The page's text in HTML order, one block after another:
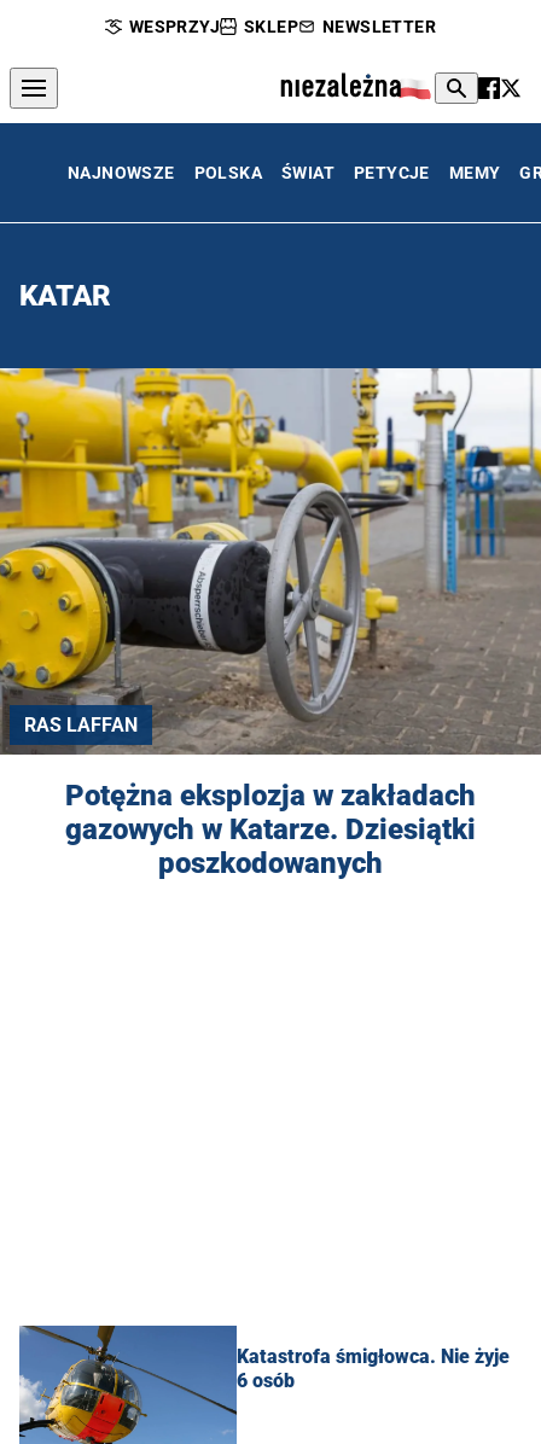
WESPRZYJ SKLEP NEWSLETTER
NAJNOWSZE POLSKA ŚWIAT PETYCJE MEMY
KATAR
RAS LAFFAN
Potężna eksplozja w zakładach
gazowych w Katarze. Dziesiątki
poszkodowanych
Katastrofa śmigłowca. Nie żyje
6 osób